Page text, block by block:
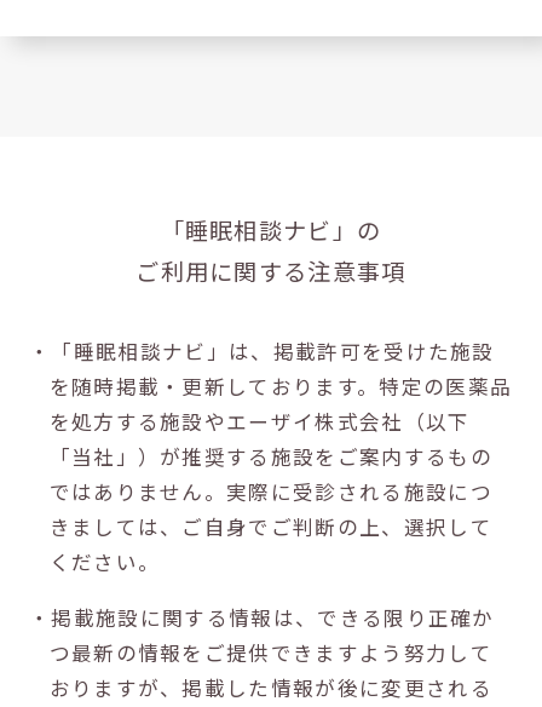
「睡眠相談ナビ」の
ご利用に関する注意事項
・「睡眠相談ナビ」は、掲載許可を受けた施設
を随時掲載・更新しております。特定の医薬品
を処方する施設やエーザイ株式会社（以下
「当社」）が推奨する施設をご案内するもの
ではありません。実際に受診される施設につ
きましては、ご自身でご判断の上、選択して
ください。
・掲載施設に関する情報は、できる限り正確か
つ最新の情報をご提供できますよう努力して
おりますが、掲載した情報が後に変更される